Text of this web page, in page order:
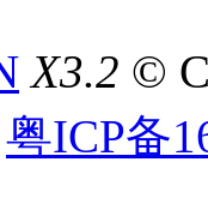
X3.2 ©
粤ICP备